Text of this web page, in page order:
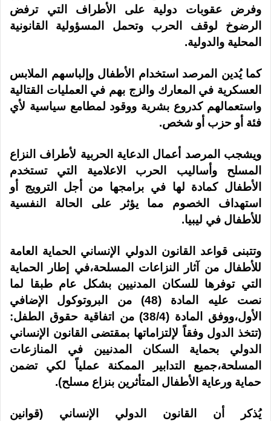
وفرض عقوبات دولية على الأطراف التي ترفض
الرضوخ لوقف الحرب وتحمل المسؤولية القانونية
المحلية والدولية.
كما يُدين المرصد استخدام الأطفال وإلباسهم الملابس
العسكرية في المعارك والزج بهم في العمليات القتالية
واستعمالهم كدروع بشرية ووقود لمطامع سياسية لأي
فئة أو حزب أو شخص.
ويشجب المرصد أعمال الدعاية الحربية لأطراف النزاع
المسلح وأساليب الحرب الاعلامية التي تستخدم
الأطفال كمادة لها في برامجها من أجل الترويج أو
استهداف الخصوم مما يؤثر على الحالة النفسية
للأطفال في ليبيا.
وتتبنى قواعد القانون الدولي الإنساني الحماية العامة
للأطفال من آثار النزاعات المسلحة،في إطار الحماية
التي توفرها للسكان المدنيين بشكل عام طبقا لما
نصت عليه المادة (48) من البروتوكول الإضافي
الأول،ووفق المادة (38/4) من اتفاقية حقوق الطفل:
(تتخذ الدول وفقاً لإلتزاماتها بمقتضى القانون الإنساني
الدولي بحماية السكان المدنيين في المنازعات
المسلحة،جميع التدابير الممكنة عملياً لكي تضمن
حماية ورعاية الأطفال المتأثرين بنزاع مسلح).
يُذكر أن
القانون الدولي الإنساني (قوانين